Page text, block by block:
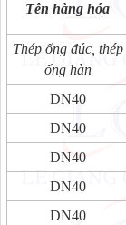
Tên hàng hóa
Thép ống đúc, thép
ống hàn
DN40
DN40
DN40
DN40
DN40